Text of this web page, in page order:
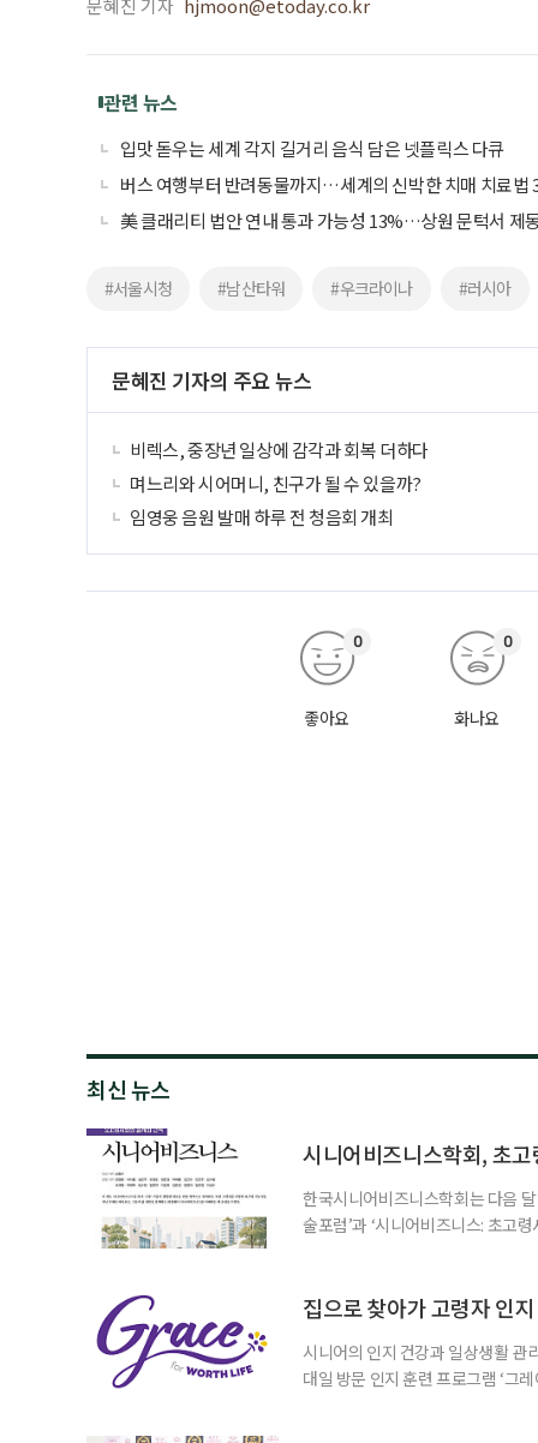
문혜진 기자 hjmoon@etoday.co.kr
관련 뉴스
입맛 돋우는 세계 각지 길거리 음식 담은 넷플릭스 다큐
버스 여행부터 반려동물까지…세계의 신박한 치매 치료법
美 클래리티 법안 연내 통과 가능성 13%…상원 문턱서 제
#서울시청 #남산타워 #우크라이나 #러시아
문혜진 기자의 주요 뉴스
비렉스, 중장년 일상에 감각과 회복 더하다
며느리와 시어머니, 친구가 될 수 있을까?
임영웅 음원 발매 하루 전 청음회 개최
좋아요
0
화나요
0
최신 뉴스
시니어비즈니스학회, 초
한국시니어비즈니스학회는 다음
술포럼’과 ‘시니어비즈니스: 초고
계하다’를 주제로 기조강연을 한
집으로 찾아가 고령자 인
시니어의 인지 건강과 일상생활 관
대일 방문 인지 훈련 프로그램 ‘그